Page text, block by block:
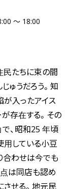
～ 18:00
民たちに束の間
ゅうだろう。知
が入ったアイス
存在する。その
で、昭和25 年頃
用している小豆
合わせは今でも
は同店も認め
させる。地元民